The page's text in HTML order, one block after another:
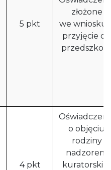
5 pkt
złożone
we wniosku
przyjęcie do
4 pkt
o objęciu
rodziny
nadzorem
kuratorskim